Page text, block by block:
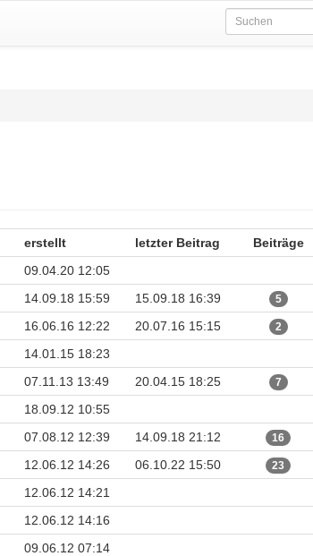
erstellt letzter Beitrag
Beiträge
09.04.20 12:05
14.09.18 15:59 15.09.18 16:39 5
16.06.16 12:22 20.07.16 15:15 2
14.01.15 18:23
07.11.13 13:49 20.04.15 18:25 7
18.09.12 10:55
07.08.12 12:39 14.09.18 21:12 16
12.06.12 14:26 06.10.22 15:50 23
12.06.12 14:21
12.06.12 14:16
09.06.12 07:14